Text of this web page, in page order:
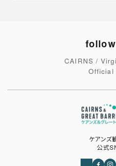
CAIRNS /
Official
ケアンズ
公式